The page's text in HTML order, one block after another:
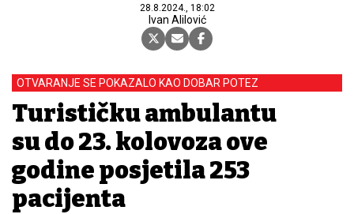
28.8.2024., 18:02
Ivan Alilović
OTVARANJE SE POKAZALO KAO DOBAR POTEZ
Turističku ambulantu
su do 23. kolovoza ove
godine posjetila 253
pacijenta